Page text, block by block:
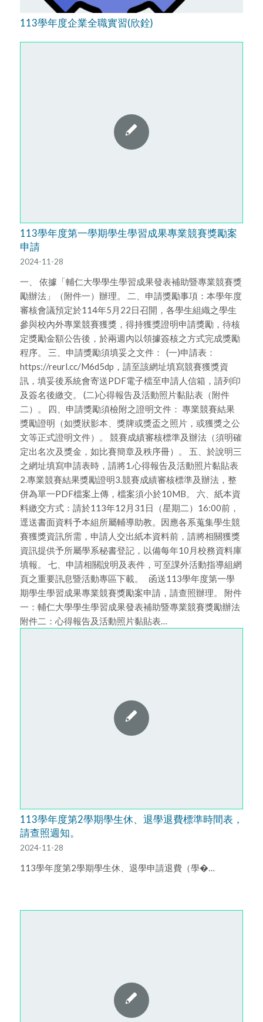
113學年度企業全職實習(欣銓)
113學年度第一學期學生學習成果專業競賽獎勵案
申請
2024-11-28
一、 依據「輔仁大學學生學習成果發表補助暨專業競賽獎
勵辦法」（附件一）辦理。 二、申請獎勵事項：本學年度
審核會議預定於114年5月22日召開，各學生組織之學生
參與校內外專業競賽獲獎，得持獲獎證明申請獎勵，待核
定獎勵金額公告後，於兩週內以領據簽核之方式完成獎勵
程序。 三、申請獎勵須填妥之文件： (一)申請表：
https://reurl.cc/M6d5dp，請至該網址填寫競賽獲獎資
訊，填妥後系統會寄送PDF電子檔至申請人信箱，請列印
及簽名後繳交。 (二)心得報告及活動照片黏貼表（附件
二）。 四、申請獎勵須檢附之證明文件： 專業競賽結果
獎勵證明（如獎狀影本、獎牌或獎盃之照片，或獲獎之公
文等正式證明文件）。 競賽成績審核標準及辦法（須明確
定出名次及獎金，如比賽簡章及秩序冊）。 五、於說明三
之網址填寫申請表時，請將1.心得報告及活動照片黏貼表
2.專業競賽結果獎勵證明3.競賽成績審核標準及辦法，整
併為單一PDF檔案上傳，檔案須小於10MB。 六、紙本資
料繳交方式：請於113年12月31日（星期二）16:00前，
逕送書面資料予本組所屬輔導助教。因應各系蒐集學生競
賽獲獎資訊所需，申請人交出紙本資料前，請將相關獲獎
資訊提供予所屬學系秘書登記，以備每年10月校務資料庫
填報。 七、申請相關說明及表件，可至課外活動指導組網
頁之重要訊息暨活動專區下載。 函送113學年度第一學
期學生學習成果專業競賽獎勵案申請，請查照辦理。 附件
一：輔仁大學學生學習成果發表補助暨專業競賽獎勵辦法
附件二：心得報告及活動照片黏貼表…
113學年度第2學期學生休、退學退費標準時間表，
請查照週知。
2024-11-28
113學年度第2學期學生休、退學申請退費（學�…